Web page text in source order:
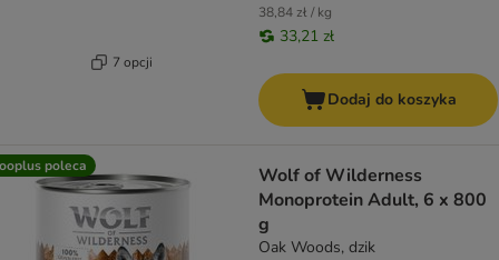
7 opcji
38,84 zł / kg
33,21 zł
Dodaj do koszyka
poleca
Wolf of Wilderness
Monoprotein Adult, 6 x 800
g
Oak Woods, dzik